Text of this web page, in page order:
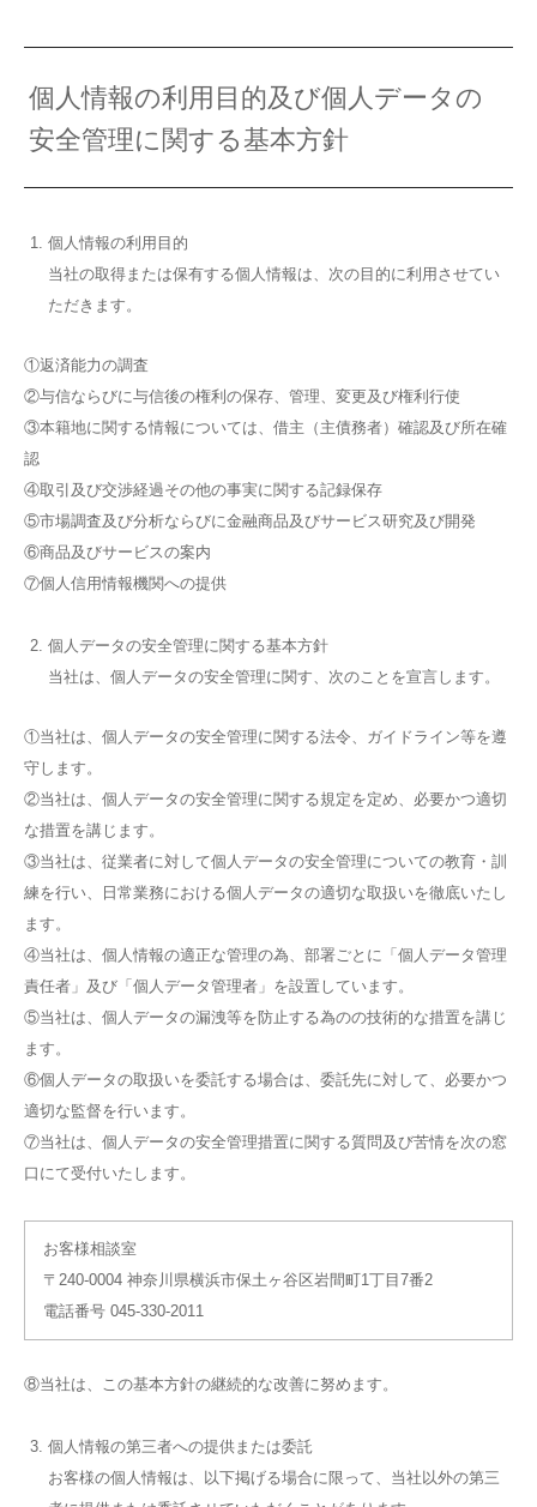
個人情報の利用目的及び個人データの
安全管理に関する基本方針
個人情報の利用目的
当社の取得または保有する個人情報は、次の目的に利用させてい
ただきます。
①返済能力の調査
②与信ならびに与信後の権利の保存、管理、変更及び権利行使
③本籍地に関する情報については、借主（主債務者）確認及び所在確
認
④取引及び交渉経過その他の事実に関する記録保存
⑤市場調査及び分析ならびに金融商品及びサービス研究及び開発
⑥商品及びサービスの案内
⑦個人信用情報機関への提供
個人データの安全管理に関する基本方針
当社は、個人データの安全管理に関す、次のことを宣言します。
①当社は、個人データの安全管理に関する法令、ガイドライン等を遵
守します。
②当社は、個人データの安全管理に関する規定を定め、必要かつ適切
な措置を講じます。
③当社は、従業者に対して個人データの安全管理についての教育・訓
練を行い、日常業務における個人データの適切な取扱いを徹底いたし
ます。
④当社は、個人情報の適正な管理の為、部署ごとに「個人データ管理
責任者」及び「個人データ管理者」を設置しています。
⑤当社は、個人データの漏洩等を防止する為のの技術的な措置を講じ
ます。
⑥個人データの取扱いを委託する場合は、委託先に対して、必要かつ
適切な監督を行います。
⑦当社は、個人データの安全管理措置に関する質問及び苦情を次の窓
口にて受付いたします。
お客様相談室
〒240-0004 神奈川県横浜市保土ヶ谷区岩間町1丁目7番2
電話番号 045-330-2011
⑧当社は、この基本方針の継続的な改善に努めます。
個人情報の第三者への提供または委託
お客様の個人情報は、以下掲げる場合に限って、当社以外の第三